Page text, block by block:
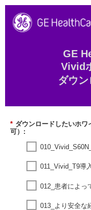
GE
Vivid
ダウ
* ダウンロードしたいホ
可）:
011_Vivid_T9導
012_患者によっ
013_より安全な